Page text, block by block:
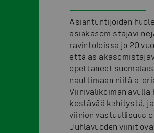
Asiantuntijoiden
ravintoloissa jo 20
että
opettaneet
nauttimaan niitä
Viinivalikoiman avulla
kestävää kehitystä,
viinien vastuullisuus
Juhlavuoden viinit